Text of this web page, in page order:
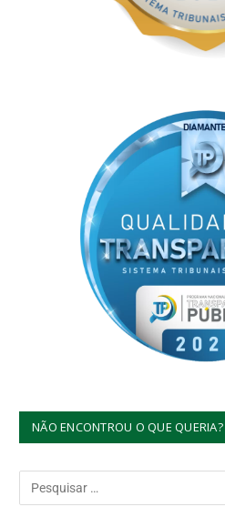
NÃO ENCONTROU O QUE QUERIA?